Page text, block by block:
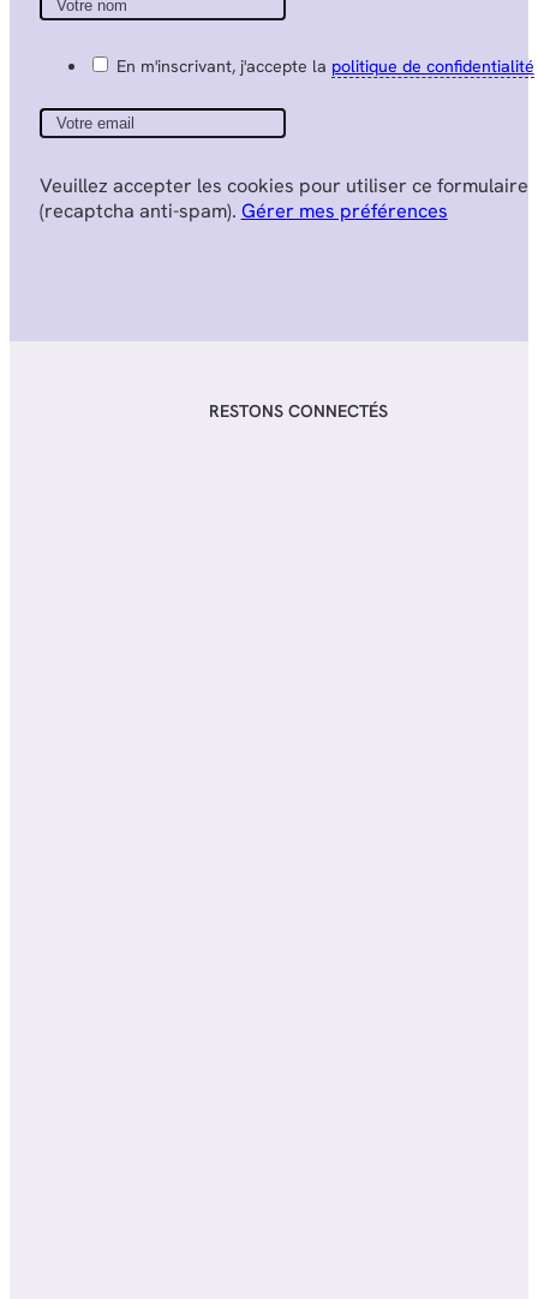
En m'inscrivant, j'accepte la politique de confidentialité
Veuillez accepter les cookies pour utiliser ce formulaire
(recaptcha anti-spam). Gérer mes préférences
RESTONS CONNECTÉS